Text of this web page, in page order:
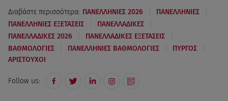
Διαβάστε περισσότερα: ΠΑΝΕΛΛΗΝΙΕΣ 2026 ΠΑΝΕΛΛΗΝΙΕΣ
ΠΑΝΕΛΛΗΝΙΕΣ ΕΞΕΤΑΣΕΙΣ ΠΑΝΕΛΛΑΔΙΚΕΣ
ΠΑΝΕΛΛΑΔΙΚΕΣ 2026 ΠΑΝΕΛΛΑΔΙΚΕΣ ΕΞΕΤΑΣΕΙΣ
ΒΑΘΜΟΛΟΓΙΕΣ ΠΑΝΕΛΛΗΝΙΕΣ ΒΑΘΜΟΛΟΓΙΕΣ ΠΥΡΓΟΣ
ΑΡΙΣΤΟΥΧΟΙ
Follow us: